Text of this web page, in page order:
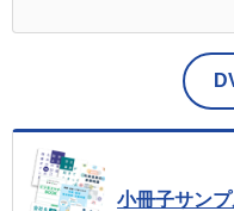
小冊子サン